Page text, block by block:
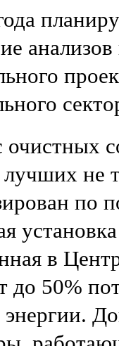
не
по
в
до 50%
энергии.